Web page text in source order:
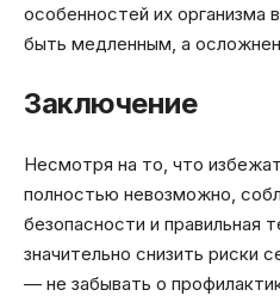
особенностей их организма
быть медленным, а
Заключение
Несмотря на то, что
полностью невозможно,
безопасности и правильная
значительно снизить риски
— не забывать о